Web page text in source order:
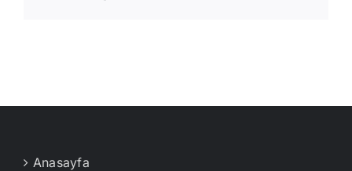
Anasayfa